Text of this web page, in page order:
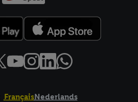
FrançaisNederlands